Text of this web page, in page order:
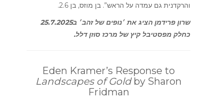
והרקדנית גם עמדה על הראש”. בן מוזס, בן 2.6.
שרון פרידמן הציג את ׳נופים של זהב׳ ב25.7.2025
כחלק מפסטיבל קיץ של מרכז סוזן דלל.
Eden Kramer’s Response to
Landscapes of Goldby Sharon
Fridman